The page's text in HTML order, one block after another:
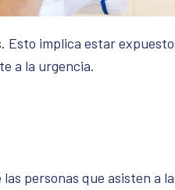
implica estar
a la urgencia.
personas que asisten a